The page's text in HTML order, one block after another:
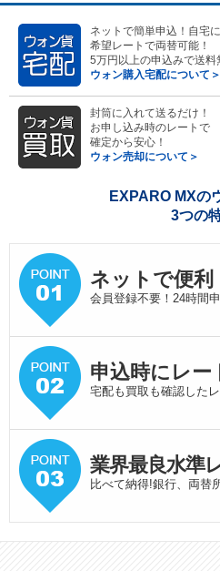
ネットで簡単申込！自宅に
希望レートで両替可能！
5万円以上の申込みで送料
ウォン購入宅配について＞
封筒に入れて送るだけ！
お申し込み時のレートで
確定から安心！
ウォン売却について＞
EXPARO MXの
3つの
ネットで便利
会員登録不要！24時間
申込時にレー
宅配も買取も確認したレ
業界最良水準
比べて納得!銀行、両替